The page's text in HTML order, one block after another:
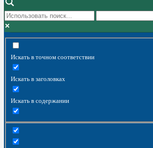
Искать в точном соответствии
Искать в заголовках
Искать в содержании